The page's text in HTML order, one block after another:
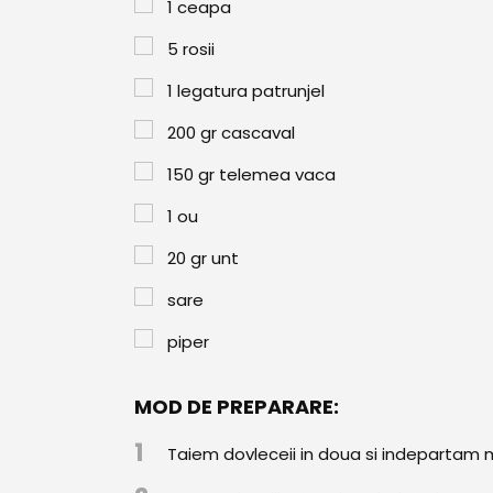
1 ceapa
5 rosii
1 legatura patrunjel
200 grcascaval
150 gr telemea vaca
1 ou
20 grunt
sare
piper
MOD DE PREPARARE:
1 Taiem dovleceii in doua si indepartam